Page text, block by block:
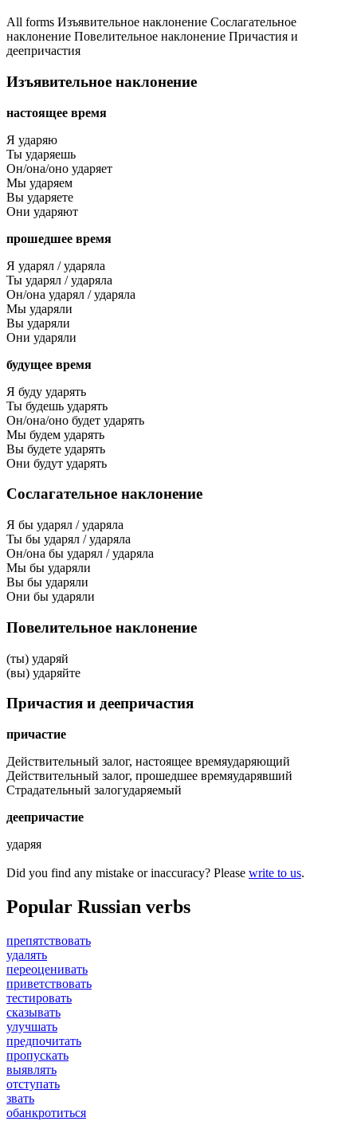
All forms Изъявительное наклонение Сослагательное
наклонение Повелительное наклонение Причастия и
деепричастия
Изъявительное наклонение
настоящее время
Я ударяю
Ты ударяешь
Он/она/оно ударяет
Мы ударяем
Вы ударяете
Они ударяют
прошедшее время
Я ударял / ударяла
Ты ударял / ударяла
Он/она ударял / ударяла
Мы ударяли
Вы ударяли
Они ударяли
будущее время
Я буду ударять
Ты будешь ударять
Он/она/оно будет ударять
Мы будем ударять
Вы будете ударять
Они будут ударять
Сослагательное наклонение
Я бы ударял / ударяла
Ты бы ударял / ударяла
Он/она бы ударял / ударяла
Мы бы ударяли
Вы бы ударяли
Они бы ударяли
Повелительное наклонение
(ты) ударяй
(вы) ударяйте
Причастия и деепричастия
причастие
Действительный залог, настоящее времяударяющий
Действительный залог, прошедшее времяударявший
Страдательный залогударяемый
деепричастие
ударяя
Did you find any mistake or inaccuracy? Please write to us.
Popular Russian verbs
препятствовать
удалять
переоценивать
приветствовать
тестировать
сказывать
улучшать
предпочитать
пропускать
выявлять
отступать
звать
обанкротиться